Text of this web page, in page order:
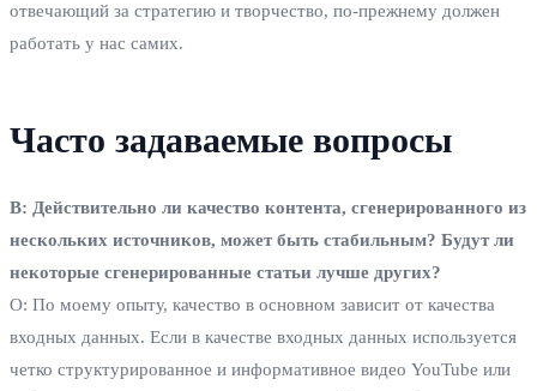
отвечающий за стратегию и творчество, по-прежнему должен
работать у нас самих.
Часто задаваемые вопросы
В: Действительно ли качество контента, сгенерированного из
нескольких источников, может быть стабильным? Будут ли
некоторые сгенерированные статьи лучше других?
О: По моему опыту, качество в основном зависит от качества
входных данных. Если в качестве входных данных используется
четко структурированное и информативное видео YouTube или